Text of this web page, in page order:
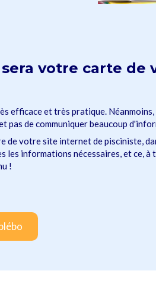
votre carte de
efficace et très pratique.
pas de communiquer beaucoup
de votre site internet de pisciniste,
informations nécessaires, et ce, à
!